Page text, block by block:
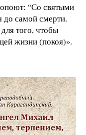
“Со святыми
самой смерти.
того, чтобы
жизни (покоя)».